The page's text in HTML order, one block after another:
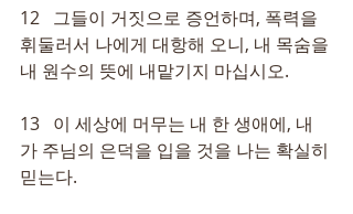
12   그들이 거짓으로 증언하며, 폭력을
휘둘러서 나에게 대항해 오니, 내 목숨을
내 원수의 뜻에 내맡기지 마십시오.
13   이 세상에 머무는 내 한 생애에, 내
가 주님의 은덕을 입을 것을 나는 확실히
믿는다.